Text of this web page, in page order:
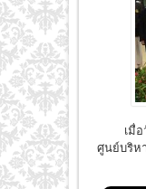
เมื่อวัน
ศูนย์บริห